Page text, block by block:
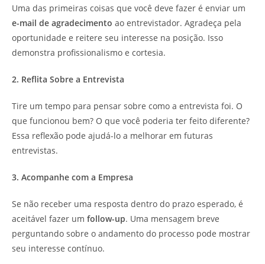
Uma das primeiras coisas que você deve fazer é enviar um
e-mail de agradecimento ao entrevistador. Agradeça pela
oportunidade e reitere seu interesse na posição. Isso
demonstra profissionalismo e cortesia.
2. Reflita Sobre a Entrevista
Tire um tempo para pensar sobre como a entrevista foi. O
que funcionou bem? O que você poderia ter feito diferente?
Essa reflexão pode ajudá-lo a melhorar em futuras
entrevistas.
3. Acompanhe com a Empresa
Se não receber uma resposta dentro do prazo esperado, é
aceitável fazer um follow-up. Uma mensagem breve
perguntando sobre o andamento do processo pode mostrar
seu interesse contínuo.